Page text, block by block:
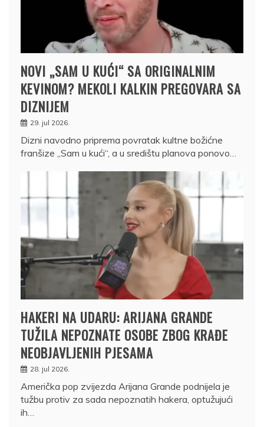
NOVI „SAM U KUĆI“ SA ORIGINALNIM
KEVINOM? MEKOLI KALKIN PREGOVARA SA
DIZNIJEM
29. jul 2026.
Dizni navodno priprema povratak kultne božićne
franšize „Sam u kući“, a u središtu planova ponovo…
HAKERI NA UDARU: ARIJANA GRANDE
TUŽILA NEPOZNATE OSOBE ZBOG KRAĐE
NEOBJAVLJENIH PJESAMA
28. jul 2026.
Američka pop zvijezda Arijana Grande podnijela je
tužbu protiv za sada nepoznatih hakera, optužujući
ih…